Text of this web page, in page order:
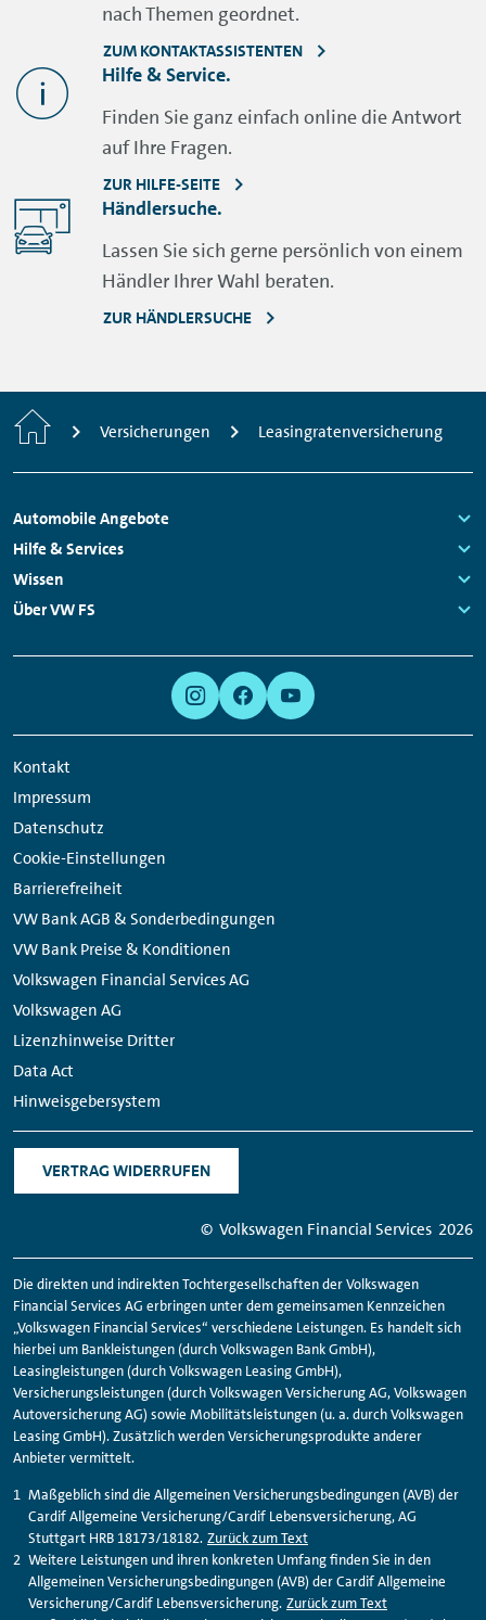
nach Themen geordnet.
ZUM KONTAKTASSISTENTEN
Hilfe & Service.
Finden Sie ganz einfach online die Antwort
auf Ihre Fragen.
ZUR HILFE-SEITE
Händlersuche.
Lassen Sie sich gerne persönlich von einem
Händler Ihrer Wahl beraten.
ZUR HÄNDLERSUCHE
StartseiteVersicherungen Leasingratenversicherung
Fußzeilen
Navigation
Automobile Angebote
Links:
Hilfe & Services
Links:
Wissen
Links:
Über VW FS
Kontakt
Impressum
Datenschutz
Cookie-Einstellungen
Barrierefreiheit
VW Bank AGB & Sonderbedingungen
VW Bank Preise & Konditionen
Volkswagen Financial Services AG
Volkswagen AG
Lizenzhinweise Dritter
Data Act
Hinweisgebersystem
VERTRAG WIDERRUFEN
Links
© Volkswagen Financial Services 2026
Die direkten und indirekten Tochtergesellschaften der Volkswagen
FinancialServices AG erbringen unter dem gemeinsamen Kennzeichen
„Volkswagen FinancialServices“ verschiedene Leistungen. Es handelt sich
hierbei um Bankleistungen (durch Volkswagen Bank GmbH),
Leasingleistungen (durch Volkswagen Leasing GmbH),
Versicherungsleistungen (durch Volkswagen Versicherung AG, Volkswagen
Autoversicherung AG) sowie Mobilitätsleistungen (u. a. durch Volkswagen
Leasing GmbH). Zusätzlich werden Versicherungsprodukte anderer
Anbieter vermittelt.
Maßgeblich sind die Allgemeinen Versicherungsbedingungen (AVB) der
Cardif Allgemeine Versicherung/Cardif Lebensversicherung, AG
Stuttgart HRB 18173/18182. Zurück zum Text
Weitere Leistungen und ihren konkreten Umfang finden Sie in den
Allgemeinen Versicherungsbedingungen (AVB) der Cardif Allgemeine
Versicherung/Cardif Lebensversicherung. Zurück zum Text